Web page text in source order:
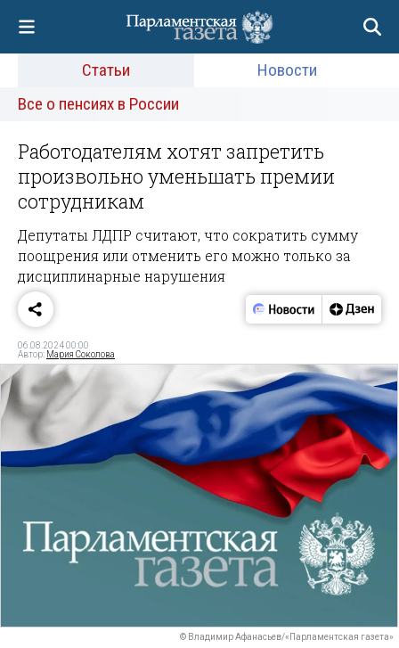
Статьи
Новости
Все о пенсиях в России
Работодателям хотят запретить
произвольно уменьшать премии
сотрудникам
Депутаты ЛДПР считают, что сократить сумму
поощрения или отменить его можно только за
дисциплинарные нарушения
06.08.2024 00:00
Автор: Мария Соколова
© Владимир Афанасьев/«Парламентская газета»